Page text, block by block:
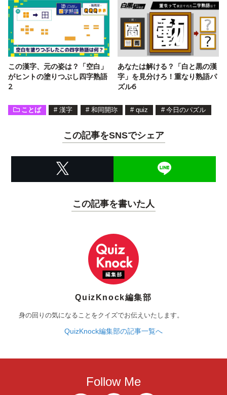
この漢字、元の姿は？「空白」
がヒントの塗りつぶし四字熟語
2
あなたは解ける？「白と黒の漢
字」を見分けろ！重なり熟語パ
ズル6
ことば # 漢字 # 和同開珎 # quiz # 今日のパズル
この記事をSNSでシェア
この記事を書いた人
QuizKnock編集部
身の回りの気になることをクイズでお伝えいたします。
QuizKnock編集部の記事一覧へ
Follow Me